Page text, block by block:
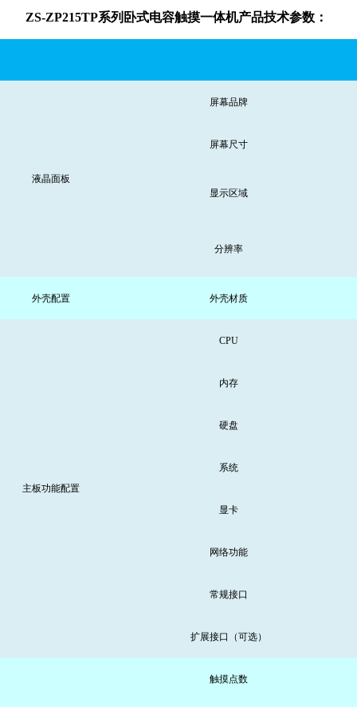
ZS-ZP215TP系列卧式电容触摸一体机产品技术参数：
液晶面板
屏幕品牌
屏幕尺寸
显示区域
分辨率
外壳配置 外壳材质
主板功能配置
CPU
内存
硬盘
系统
显卡
网络功能
常规接口
扩展接口（可选）
触摸点数